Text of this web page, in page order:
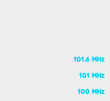
101.6 MHz
101 MHz
100 MHz